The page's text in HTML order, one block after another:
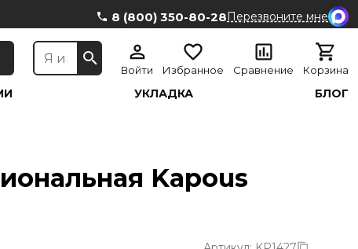
8 (800) 350-80-28Перезвоните мне
Войти Избранное Сравнение Корзина
УКЛАДКА БЛОГ
Kapous